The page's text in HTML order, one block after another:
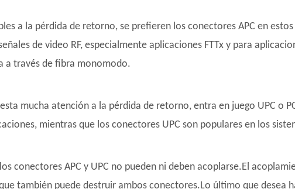
a la pérdida de retorno, se prefieren los conectores APC en
de video RF, especialmente aplicaciones FTTx y para
a través de fibra monomodo.
mucha atención a la pérdida de retorno, entra en juego UPC o
mientras que los conectores UPC son populares en los
conectores APC y UPC no pueden ni deben acoplarse.El
también puede destruir ambos conectores.Lo último que desea